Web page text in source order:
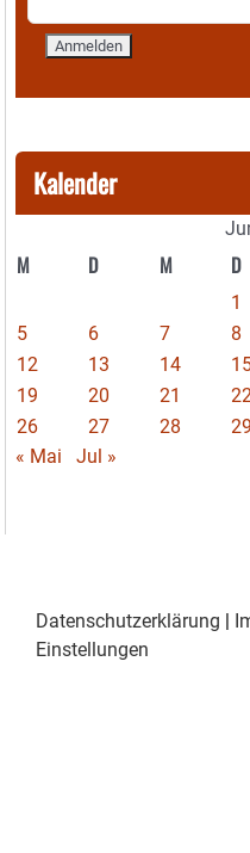
Kalender
M D M D
1
5
6 7 8
12
13 14
19
20 21
26
27 28 29
« Mai
Jul »
Datenschutzerklärung
Einstellungen